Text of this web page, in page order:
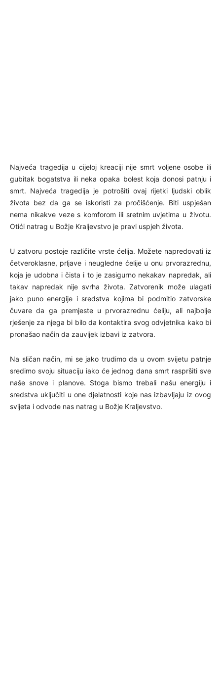
Najveća tragedija u cijeloj kreaciji nije smrt voljene osobe ili
gubitak bogatstva ili neka opaka bolest koja donosi patnju i
smrt. Najveća tragedija je potrošiti ovaj rijetki ljudski oblik
života bez da ga se iskoristi za pročišćenje. Biti uspješan
nema nikakve veze s komforom ili sretnim uvjetima u životu.
Otići natrag u Božje Kraljevstvo je pravi uspjeh života.
U zatvoru postoje različite vrste ćelija. Možete napredovati iz
četveroklasne, prljave i neugledne ćelije u onu prvorazrednu,
koja je udobna i čista i to je zasigurno nekakav napredak, ali
takav napredak nije svrha života. Zatvorenik može ulagati
jako puno energije i sredstva kojima bi podmitio zatvorske
čuvare da ga premjeste u prvorazrednu ćeliju, ali najbolje
rješenje za njega bi bilo da kontaktira svog odvjetnika kako bi
pronašao način da zauvijek izbavi iz zatvora.
Na sličan način, mi se jako trudimo da u ovom svijetu patnje
sredimo svoju situaciju iako će jednog dana smrt raspršiti sve
naše snove i planove. Stoga bismo trebali našu energiju i
sredstva uključiti u one djelatnosti koje nas izbavljaju iz ovog
svijeta i odvode nas natrag u Božje Kraljevstvo.